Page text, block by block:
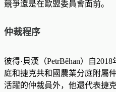
競爭還是在歐盟委員會面前。
仲裁程序
彼得·貝漢（PetrBěhan）自
庭和捷克共和國農業分庭附屬
活躍的仲裁員外，他還代表捷